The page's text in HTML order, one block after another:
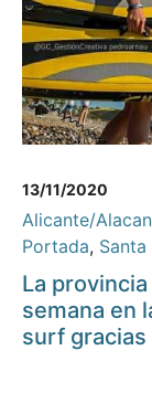
13/11/2020
Alicante/
Portada, Santa
La
semana en
surf gracias